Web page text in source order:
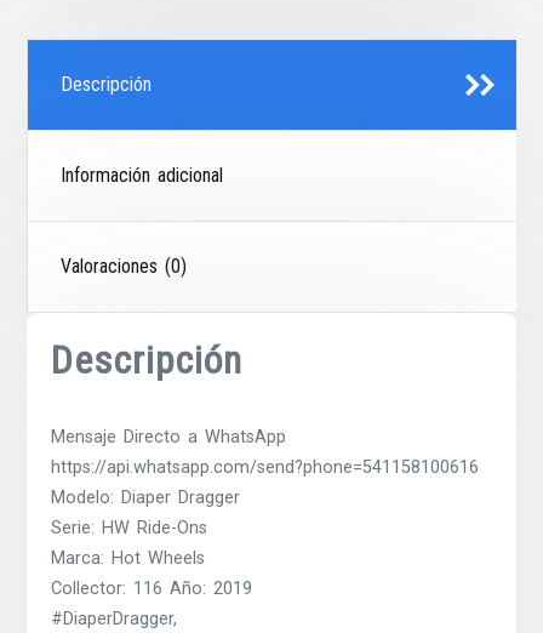
Descripción
Información adicional
Valoraciones (0)
Descripción
Mensaje Directo a WhatsApp
https://api.whatsapp.com/send?phone=541158100616
Modelo: Diaper Dragger
Serie: HW Ride-Ons
Marca: Hot Wheels
Collector: 116 Año: 2019
#DiaperDragger,